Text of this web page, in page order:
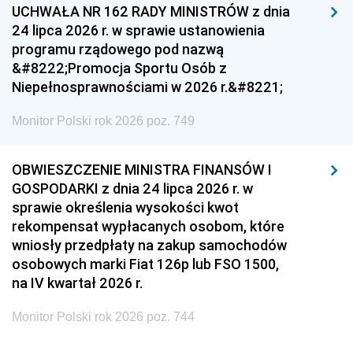
UCHWAŁA NR 162 RADY MINISTRÓW z dnia
24 lipca 2026 r. w sprawie ustanowienia
programu rządowego pod nazwą
&#8222;Promocja Sportu Osób z
Niepełnosprawnościami w 2026 r.&#8221;
Monitor Polski rok 2026 poz. 749
OBWIESZCZENIE MINISTRA FINANSÓW I
GOSPODARKI z dnia 24 lipca 2026 r. w
sprawie określenia wysokości kwot
rekompensat wypłacanych osobom, które
wniosły przedpłaty na zakup samochodów
osobowych marki Fiat 126p lub FSO 1500,
na IV kwartał 2026 r.
Monitor Polski rok 2026 poz. 744